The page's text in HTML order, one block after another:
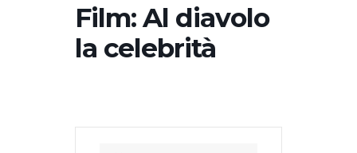
Film: Al diavolo
la celebrità